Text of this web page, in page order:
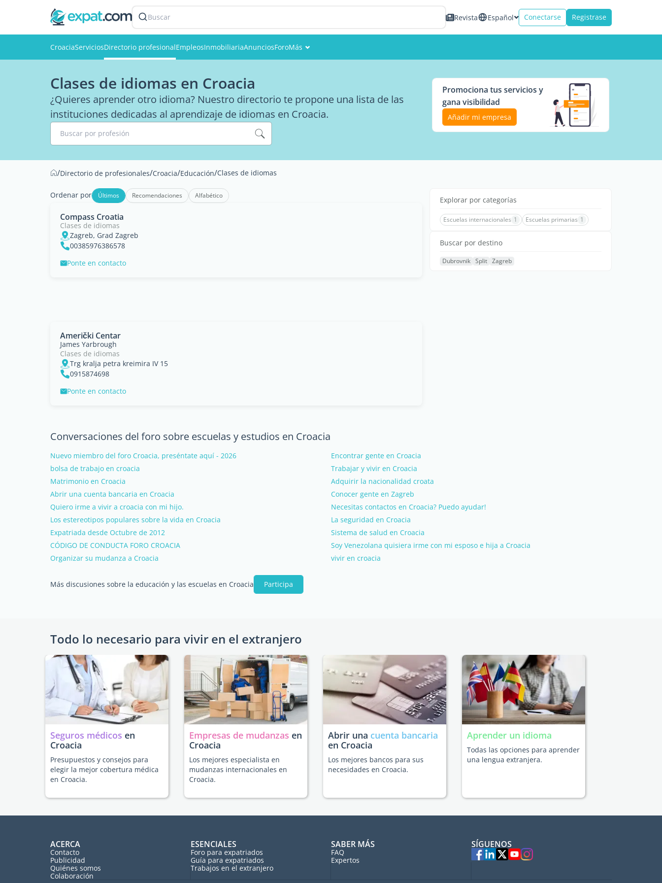
Buscar Revista Español Conectarse Registrase
CroaciaServiciosDirectorio profesionalEmpleosInmobiliariaAnunciosForoMás
Fotos
Clases de idiomas en Croacia
¿Quieres aprender otro idioma? Nuestro directorio te propone una lista de las
instituciones dedicadas al aprendizaje de idiomas en Croacia.
Buscar por profesión
Promociona tus servicios y
gana visibilidad
Añadir mi empresa
/Directorio de profesionales/Croacia/Educación/Clases de idiomas
Ordenar por Últimos Recomendaciones Alfabético
Compass Croatia
Clases de idiomas
Zagreb, Grad Zagreb
00385976386578
Ponte en contacto
Američki Centar
James Yarbrough
Clases de idiomas
Trg kralja petra kreimira IV 15
0915874698
Ponte en contacto
Explorar por categorías
Escuelas internacionales 1 Escuelas primarias 1
Buscar por destino
Dubrovnik Split Zagreb
Conversaciones del foro sobre escuelas y estudios en Croacia
Nuevo miembro del foro Croacia, preséntate aquí - 2026
Encontrar gente en Croacia
bolsa de trabajo en croacia
Trabajar y vivir en Croacia
Matrimonio en Croacia
Adquirir la nacionalidad croata
Abrir una cuenta bancaria en Croacia
Conocer gente en Zagreb
Quiero irme a vivir a croacia con mi hijo.
Necesitas contactos en Croacia? Puedo ayudar!
Los estereotipos populares sobre la vida en Croacia
La seguridad en Croacia
Expatriada desde Octubre de 2012
Sistema de salud en Croacia
CÓDIGO DE CONDUCTA FORO CROACIA
Soy Venezolana quisiera irme con mi esposo e hija a Croacia
Organizar su mudanza a Croacia
vivir en croacia
Más discusiones sobre la educación y las escuelas en Croacia Participa
Todo lo necesario para vivir en el extranjero
Seguros médicos en
Croacia
Presupuestos y consejos para
elegir la mejor cobertura médica
en Croacia.
Empresas de mudanzas en
Croacia
Los mejores especialista en
mudanzas internacionales en
Croacia.
Abrir una cuenta bancaria
en Croacia
Los mejores bancos para sus
necesidades en Croacia.
Aprender un idioma
Todas las opciones para aprender
una lengua extranjera.
ACERCA
Contacto
Publicidad
Quiénes somos
Colaboración
ESENCIALES
Foro para expatriados
Guía para expatriados
Trabajos en el extranjero
SABER MÁS
FAQ
Expertos
SÍGUENOS